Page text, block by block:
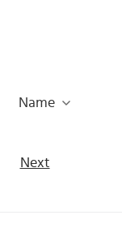
Name
Next